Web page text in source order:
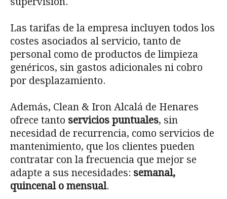
Las tarifas de la empresa incluyen todos los
costes asociados al servicio, tanto de
personal como de productos de limpieza
genéricos, sin gastos adicionales ni cobro
por desplazamiento.
Además, Clean & Iron Alcalá de Henares
ofrece tanto servicios puntuales, sin
necesidad de recurrencia, como servicios de
mantenimiento, que los clientes pueden
contratar con la frecuencia que mejor se
adapte a sus necesidades: semanal,
quincenal o mensual.